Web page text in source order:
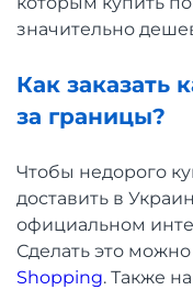
значительно
Как заказать
за границы?
Чтобы недорого
доставить в
официальном
Сделать это
Shopping. Также